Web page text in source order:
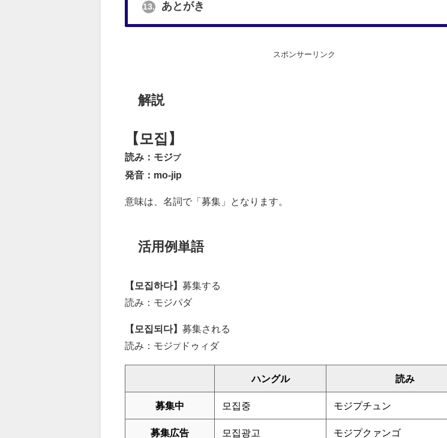
13. あとがき
スポンサーリンク
解説
【모집】
読み：モジプ
発音：mo-jip
意味は、名詞で「募集」となります。
活用例単語
【모집하다】 募集する
読み：モジパダ
【모집되다】 募集される
読み：モジプドゥィダ
ハングル 読み
募集中 모집중 モジプチュン
募集広告 모집광고 モジプクァンゴ